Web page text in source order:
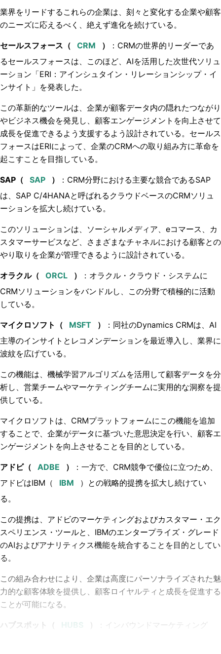
業界をリードするこれらの企業は、刻々と変化する企業や顧客
のニーズに応えるべく、絶えず進化を続けている。
セールスフォース（ ） ： CRMの世界的リーダーであ
るセールスフォースは、このほど、AIを活用した次世代ソリュ
ーション「ERI：アインシュタイン・リレーションシップ・イ
ンサイト」を発表した。
この革新的なツールは、企業が顧客データ内の隠れたつながり
やビジネス機会を発見し、顧客エンゲージメントを向上させて
成長を促進できるよう支援するよう設計されている。セールス
フォースはERIによって、企業のCRMへの取り組み方に革命を
起こすことを目指している。
SAP（ ）
：CRM分野における主要な競合であるSAP
は、SAP C/4HANAと呼ばれるクラウドベースのCRMソリュ
ーションを拡大し続けている。
このソリューションは、ソーシャルメディア、eコマース、カ
スタマーサービスなど、さまざまなチャネルにおける顧客との
やり取りを企業が管理できるように設計されている。
オラクル（ ）
：オラクル・クラウド・システムに
CRMソリューションをバンドルし、この分野で積極的に活動
している。
マイクロソフト（ ）
：同社のDynamics CRMは、AI
主導のインサイトとレコメンデーションを最近導入し、業界に
波紋を広げている。
この機能は、機械学習アルゴリズムを活用して顧客データを分
析し、営業チームやマーケティングチームに実用的な洞察を提
供している。
マイクロソフトは、CRMプラットフォームにこの機能を追加
することで、企業がデータに基づいた意思決定を行い、顧客エ
ンゲージメントを向上させることを目的としている。
アドビ（ ）
：一方で、CRM競争で優位に立つため、
アドビはIBM（
）との戦略的提携を拡大し続けてい
る。
この提携は、アドビのマーケティングおよびカスタマー・エク
スペリエンス・ツールと、IBMのエンタープライズ・グレード
のAIおよびアナリティクス機能を統合することを目的としてい
る。
この組み合わせにより、企業は高度にパーソナライズされた魅
力的な顧客体験を提供し、顧客ロイヤルティと成長を促進する
ことが可能になる。
ハブスポット （ ） ：インバウンドマーケティング